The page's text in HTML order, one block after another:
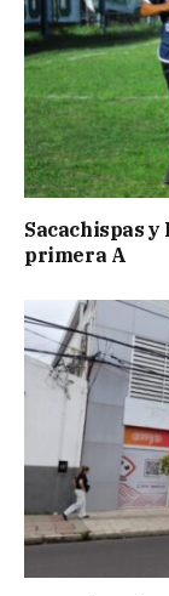
Sacachispas
primera A